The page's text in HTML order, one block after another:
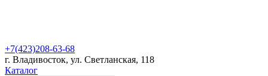
+7(423)208-63-68
г. Владивосток, ул. Светланская, 118
Каталог